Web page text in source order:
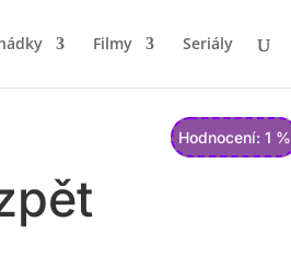
Filmy Seriály
Hodnocení: 1 %